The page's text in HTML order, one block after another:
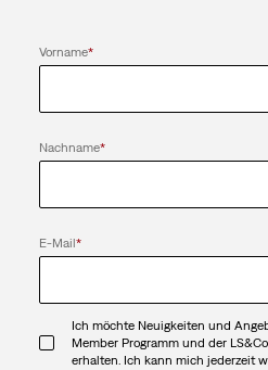
Vorname*
Nachname*
E-Mail*
Ich möchte Neuigkeiten und
Member Programm und der
erhalten. Ich kann mich jederzeit